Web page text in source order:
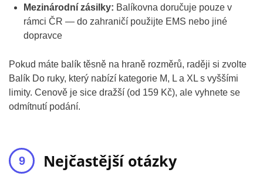
Mezinárodní zásilky: Balíkovna doručuje pouze v
rámci ČR — do zahraničí použijte EMS nebo jiné
dopravce
Pokud máte balík těsně na hraně rozměrů, raději si zvolte
Balík Do ruky, který nabízí kategorie M, L a XL s vyššími
limity. Cenově je sice dražší (od 159 Kč), ale vyhnete se
odmítnutí podání.
Nejčastější otázky